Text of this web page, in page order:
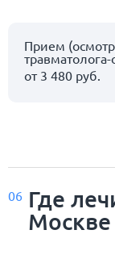
Прием
от 3 480 руб.
06 Где
Москве